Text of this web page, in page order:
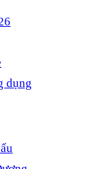
dụng